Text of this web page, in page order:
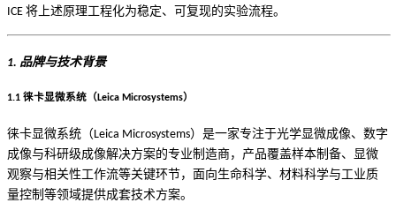
ICE 将上述原理工程化为稳定、可复现的实验流程。
1. 品牌与技术背景
1.1 徕卡显微系统（Leica Microsystems）
徕卡显微系统（Leica Microsystems）是一家专注于光学显微成像、数字
成像与科研级成像解决方案的专业制造商，产品覆盖样本制备、显微
观察与相关性工作流等关键环节，面向生命科学、材料科学与工业质
量控制等领域提供成套技术方案。